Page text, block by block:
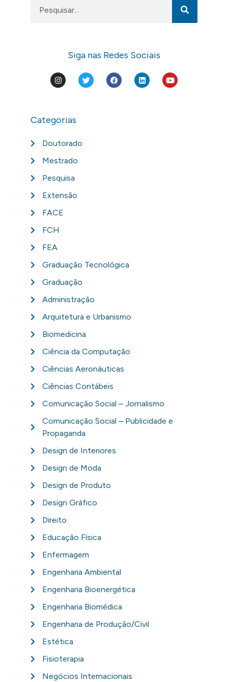
Siga nas Redes Sociais
Categorias
Doutorado
Mestrado
Pesquisa
Extensão
FACE
FCH
FEA
Graduação Tecnológica
Graduação
Administração
Arquitetura e Urbanismo
Biomedicina
Ciência da Computação
Ciências Aeronáuticas
Ciências Contábeis
Comunicação Social – Jornalismo
Comunicação Social – Publicidade e
Propaganda
Design de Interiores
Design de Moda
Design de Produto
Design Gráfico
Direito
Educação Física
Enfermagem
Engenharia Ambiental
Engenharia Bioenergética
Engenharia Biomédica
Engenharia de Produção/Civil
Estética
Fisioterapia
Negócios Internacionais